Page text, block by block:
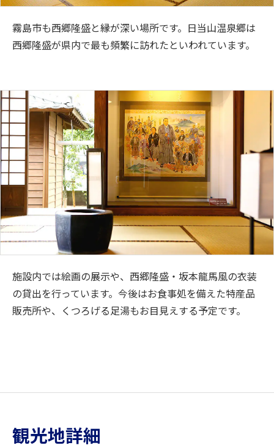
霧島市も西郷隆盛と縁が深い場所です。日当山温泉郷は
西郷隆盛が県内で最も頻繁に訪れたといわれています。
施設内では絵画の展示や、西郷隆盛・坂本龍馬風の衣装
の貸出を行っています。今後はお食事処を備えた特産品
販売所や、くつろげる足湯もお目見えする予定です。
観光地詳細